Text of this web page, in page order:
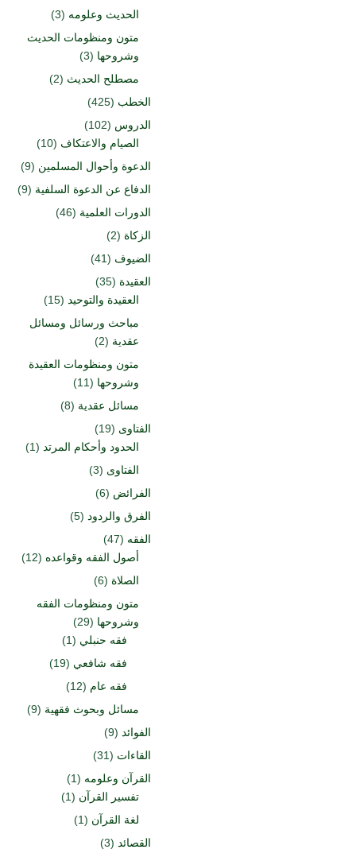
الحديث وعلومه (3)
متون ومنظومات الحديث
وشروحها (3)
مصطلح الحديث (2)
الخطب (425)
الدروس (102)
الصيام والاعتكاف (10)
الدعوة وأحوال المسلمين (9)
الدفاع عن الدعوة السلفية (9)
الدورات العلمية (46)
الزكاة (2)
الضيوف (41)
العقيدة (35)
العقيدة والتوحيد (15)
مباحث ورسائل ومسائل
عقدية (2)
متون ومنظومات العقيدة
وشروحها (11)
مسائل عقدية (8)
الفتاوى (19)
الحدود وأحكام المرتد (1)
الفتاوى (3)
الفرائض (6)
الفرق والردود (5)
الفقه (47)
أصول الفقه وقواعده (12)
الصلاة (6)
متون ومنظومات الفقه
وشروحها (29)
فقه حنبلي (1)
فقه شافعي (19)
فقه عام (12)
مسائل وبحوث فقهية (9)
الفوائد (9)
القاءات (31)
القرآن وعلومه (1)
تفسير القرآن (1)
لغة القرآن (1)
القصائد (3)